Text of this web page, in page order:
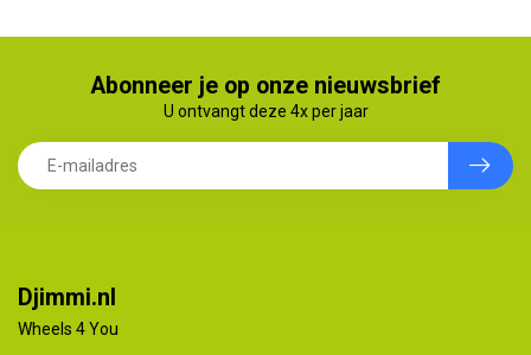
Abonneer je op onze nieuwsbrief
U ontvangt deze 4x per jaar
Djimmi.nl
Wheels 4 You